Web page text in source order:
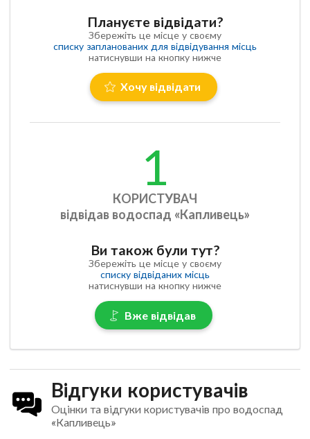
Плануєте відвідати?
Збережіть це місце у своєму
списку запланованих для відвідування місць
натиснувши на кнопку нижче
Хочу відвідати
1
КОРИСТУВАЧ
відвідав водоспад «Капливець»
Ви також були тут?
Збережіть це місце у своєму
списку відвіданих місць
натиснувши на кнопку нижче
Вже відвідав
Відгуки користувачів
Оцінки та відгуки користувачів про водоспад
«Капливець»